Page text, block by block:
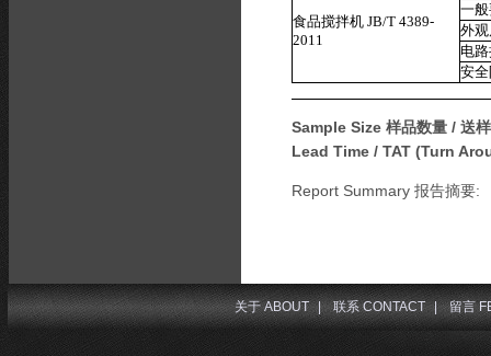
食品搅拌机 JB/T 4389-
2011
一
外
电
安
Sample Size 样品数量 / 送
Lead Time / TAT (Turn
Report Summary 报告摘要:
关于 ABOUT | 联系 CONTACT | 留言